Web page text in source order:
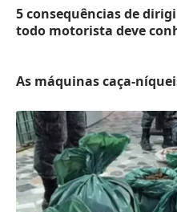
5 consequências de
todo motorista deve
As máquinas caça-